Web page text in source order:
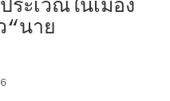
v
ะเวณีในเมือง
“นาย